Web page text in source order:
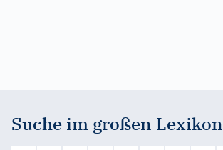
Suche im großen Lexikon